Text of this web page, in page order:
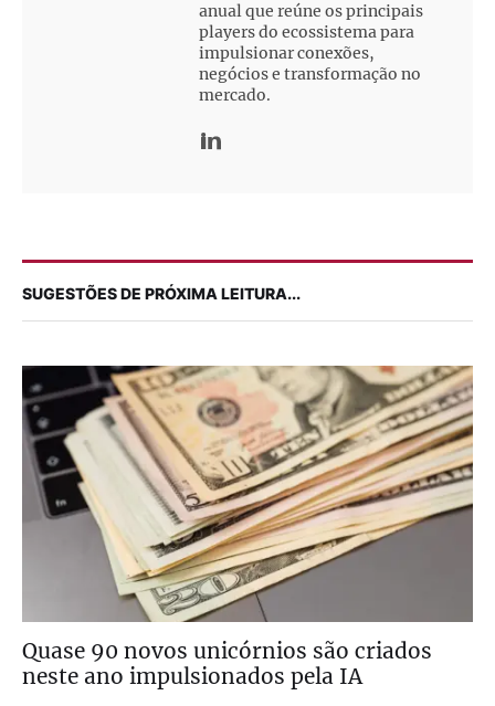
anual que reúne os principais
players do ecossistema para
impulsionar conexões,
negócios e transformação no
mercado.
SUGESTÕES DE PRÓXIMA LEITURA...
Quase 90 novos unicórnios são criados
neste ano impulsionados pela IA